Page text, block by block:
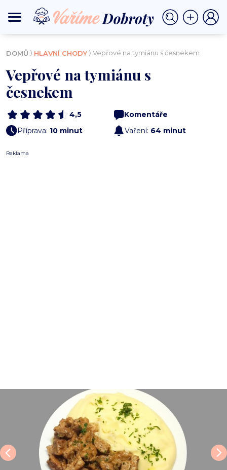
DOMŮ ⟩ HLAVNÍ CHODY ⟩ Vepřové na tymiánu s česnekem
Vepřové na tymiánu s
česnekem
4,5
Komentáře
Příprava: 10 minut Vaření: 64 minut
Reklama